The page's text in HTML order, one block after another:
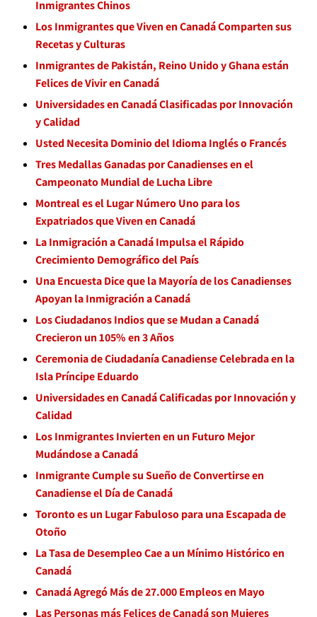
Inmigrantes Chinos
Los Inmigrantes que Viven en Canadá Comparten sus
Recetas y Culturas
Inmigrantes de Pakistán, Reino Unido y Ghana están
Felices de Vivir en Canadá
Universidades en Canadá Clasificadas por Innovación
y Calidad
Usted Necesita Dominio del Idioma Inglés o Francés
Tres Medallas Ganadas por Canadienses en el
Campeonato Mundial de Lucha Libre
Montreal es el Lugar Número Uno para los
Expatriados que Viven en Canadá
La Inmigración a Canadá Impulsa el Rápido
Crecimiento Demográfico del País
Una Encuesta Dice que la Mayoría de los Canadienses
Apoyan la Inmigración a Canadá
Los Ciudadanos Indios que se Mudan a Canadá
Crecieron un 105% en 3 Años
Ceremonia de Ciudadanía Canadiense Celebrada en la
Isla Príncipe Eduardo
Universidades en Canadá Calificadas por Innovación y
Calidad
Los Inmigrantes Invierten en un Futuro Mejor
Mudándose a Canadá
Inmigrante Cumple su Sueño de Convertirse en
Canadiense el Día de Canadá
Toronto es un Lugar Fabuloso para una Escapada de
Otoño
La Tasa de Desempleo Cae a un Mínimo Histórico en
Canadá
Canadá Agregó Más de 27.000 Empleos en Mayo
Las Personas más Felices de Canadá son Mujeres